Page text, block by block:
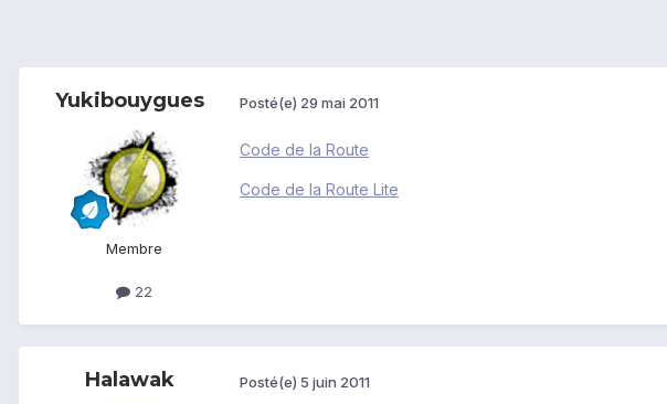
Yukibouygues
Membre
22
Posté(e) 29 mai 2011
Code de la Route
Code de la Route Lite
Halawak Posté(e) 5 juin 2011